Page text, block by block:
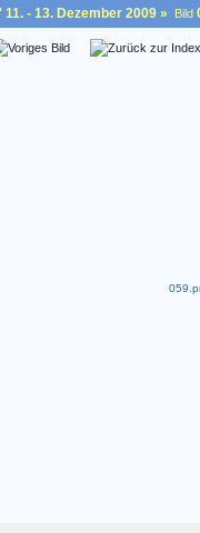
- 13. Dezember 2009 » Bild